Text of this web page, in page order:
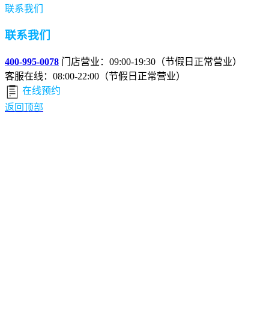
联系我们
联系我们
400-995-0078 门店营业：09:00-19:30（节假日正常营业）
客服在线：08:00-22:00（节假日正常营业）
在线预约
返回顶部